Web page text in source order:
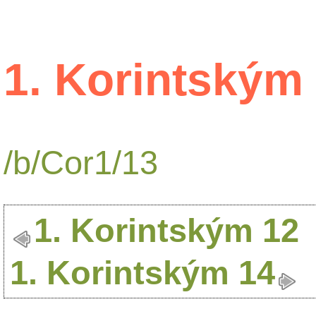
1. Korintským
/b/Cor1/13
1. Korintským 12
1. Korintským 14